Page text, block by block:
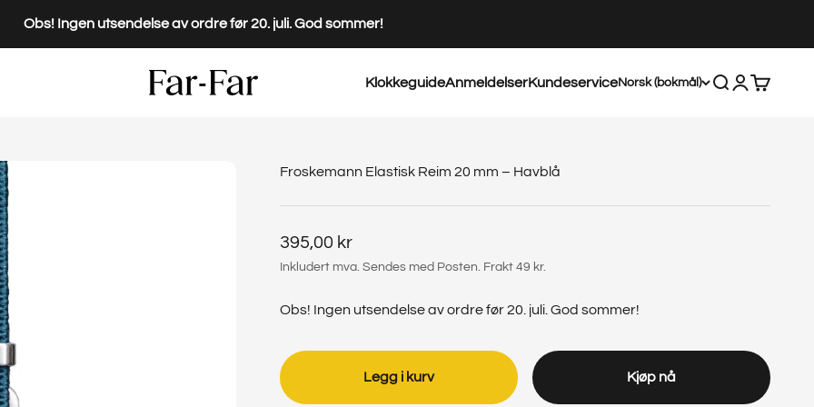
Obs! Ingen utsendelse av ordre før 20. juli. God sommer!
Far-Far KlokkeguideAnmeldelserKundeserviceNorsk (bokmål) Åpne søk
ÅpneÅpne
Froskemann Elastisk Reim 20 mm – Havblå
Salgspris
395,00 kr
Inkludert mva. Sendes med Posten. Frakt 49 kr.
Obs! Ingen utsendelse av ordre før 20. juli. God sommer!
Legg i kurv Kjøp nå